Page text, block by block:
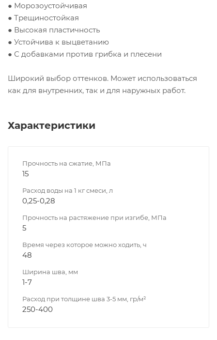
● Морозоустойчивая
● Трещиностойкая
● Высокая пластичность
● Устойчива к выцветанию
● С добавками против грибка и плесени
Широкий выбор оттенков. Может использоваться
как для внутренних, так и для наружных работ.
Характеристики
Прочность на сжатие, МПа
15
Расход воды на 1 кг смеси, л
0,25-0,28
Прочность на растяжение при изгибе, МПа
5
Время через которое можно ходить, ч
48
Ширина шва, мм
1-7
Расход при толщине шва 3-5 мм, гр/м²
250-400